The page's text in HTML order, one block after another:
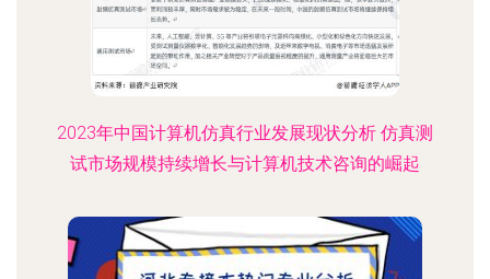
2023年中国计算机仿真行业发展现状分析 仿真测
试市场规模持续增长与计算机技术咨询的崛起